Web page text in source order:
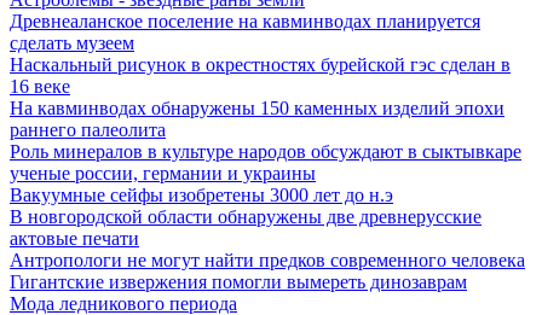
Древнеаланское поселение на кавминводах планируется
сделать музеем
Наскальный рисунок в окрестностях бурейской гэс сделан в
16 веке
На кавминводах обнаружены 150 каменных изделий эпохи
раннего палеолита
Роль минералов в культуре народов обсуждают в сыктывкаре
ученые россии, германии и украины
Вакуумные сейфы изобретены 3000 лет до н.э
В новгородской области обнаружены две древнерусские
актовые печати
Антропологи не могут найти предков современного человека
Гигантские извержения помогли вымереть динозаврам
Мода ледникового периода